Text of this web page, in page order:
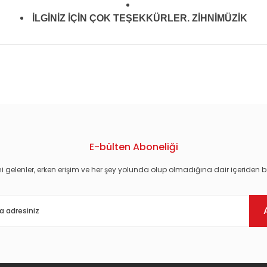
İLGİNİZ İÇİN ÇOK TEŞEKKÜRLER. ZİHNİMÜZİK
E-bülten Aboneliği
gelenler, erken erişim ve her şey yolunda olup olmadığına dair içeriden